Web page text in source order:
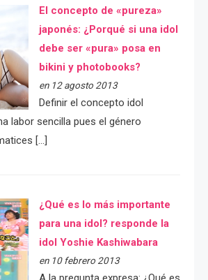
El concepto de «pureza»
japonés: ¿Porqué si una idol
debe ser «pura» posa en
bikini y photobooks?
en 12 agosto 2013
Definir el concepto idol
labor sencilla pues el género
[…]
¿Qué es lo más importante
para una idol? responde la
idol Yoshie Kashiwabara
en 10 febrero 2013